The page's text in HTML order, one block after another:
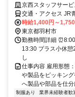
京西スタッフサービ
交通・アクセス JR
可能
時給1,400円～
東京都羽村市
勤務時間詳細
13:30 プラス小休
し
仕事内容 雇用形態
や製品をピッキン
へ製品や部品を仕
制服あり 業界未経験者歓